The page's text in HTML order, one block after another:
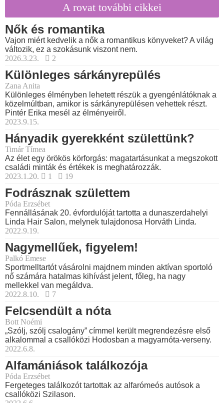
A rovat további cikkei
Nők és romantika
Vajon miért kedvelik a nők a romantikus könyveket? A világ
változik, ez a szokásunk viszont nem.
2026.3.23.
2
Különleges sárkányrepülés
Zana Anita
Különleges élményben lehetett részük a gyengénlátóknak a
közelmúltban, amikor is sárkányrepülésen vehettek részt.
Pintér Erika mesél az élményeiről.
2023.9.15.
Hányadik gyerekként születtünk?
Timár Tímea
Az élet egy örökös körforgás: magatartásunkat a megszokott
családi minták és értékek is meghatározzák.
2023.1.20.
1 19
Fodrásznak születtem
Póda Erzsébet
Fennállásának 20. évfordulóját tartotta a dunaszerdahelyi
Linda Hair Salon, melynek tulajdonosa Horváth Linda.
2022.9.19.
Nagymellűek, figyelem!
Palkó Emese
Sportmelltartót vásárolni majdnem minden aktívan sportoló
nő számára hatalmas kihívást jelent, főleg, ha nagy
mellekkel van megáldva.
2022.8.10.
7
Felcsendült a nóta
Bott Noémi
„Szólj, szólj csalogány” címmel került megrendezésre első
alkalommal a csallóközi Hodosban a magyarnóta-verseny.
2022.6.8.
Alfamániások találkozója
Póda Erzsébet
Fergeteges találkozót tartottak az alfarómeós autósok a
csallóközi Szilason.